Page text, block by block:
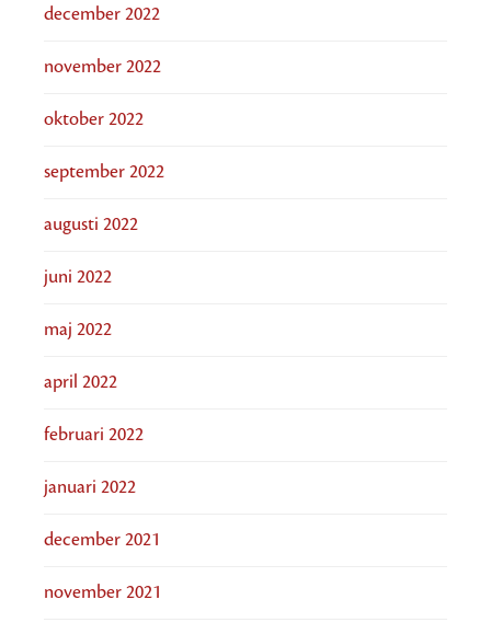
december 2022
november 2022
oktober 2022
september 2022
augusti 2022
juni 2022
maj 2022
april 2022
februari 2022
januari 2022
december 2021
november 2021